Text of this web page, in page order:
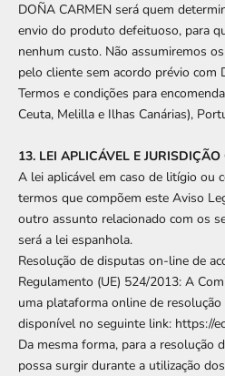
DOÑA CARMEN será quem
envio do produto defeituoso, para
nenhum custo. Não assumiremos
pelo cliente sem acordo prévio com
Termos e condições para
Ceuta, Melilla e Ilhas Canárias),
13. LEI APLICÁVEL E JURISDIÇÃO
A lei aplicável em caso de litígio ou
termos que compõem este Aviso
outro assunto relacionado com os
será a lei espanhola.
Resolução de disputas on-line de
Regulamento (UE) 524/2013: A
uma plataforma online de
disponível no seguinte link: https://
Da mesma forma, para a resolução
possa surgir durante a utilização